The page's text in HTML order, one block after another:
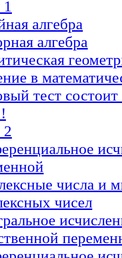
алгебра
алгебра
в
тест
числа и
чисел